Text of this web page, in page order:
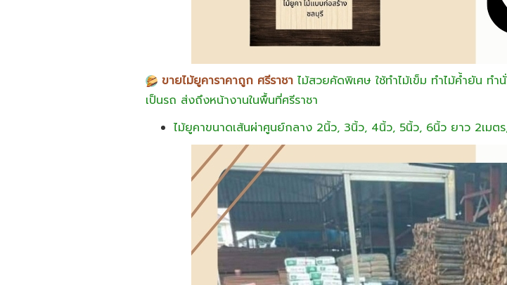
ขายไม้ยูคาราคาถูก ศรีราชา ไม้สวยคัดพิเศษ ใช้ทำไม้เข็ม ทำไม้ค้ำยัน ท
เป็นรถ ส่งถึงหน้างานในพื้นที่ศรีราชา
ไม้ยูคาขนาดเส้นผ่าศูนย์กลาง 2นิ้ว, 3นิ้ว, 4นิ้ว, 5นิ้ว, 6นิ้ว ยาว 2เมตร